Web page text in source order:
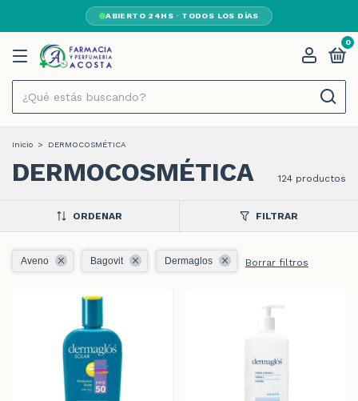
ABIERTO 24HS · TODOS LOS DÍAS
0
Inicio > DERMOCOSMÉTICA
DERMOCOSMÉTICA 124 productos
ORDENAR FILTRAR
Aveno Bagovit Dermaglos Borrar filtros